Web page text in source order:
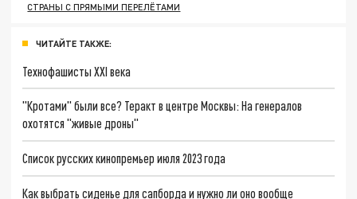
СТРАНЫ С ПРЯМЫМИ ПЕРЕЛЁТАМИ
ЧИТАЙТЕ ТАКЖЕ:
Технофашисты XXI века
"Кротами" были все? Теракт в центре Москвы: На генералов
охотятся "живые дроны"
Список русских кинопремьер июля 2023 года
Как выбрать сиденье для сапборда и нужно ли оно вообще